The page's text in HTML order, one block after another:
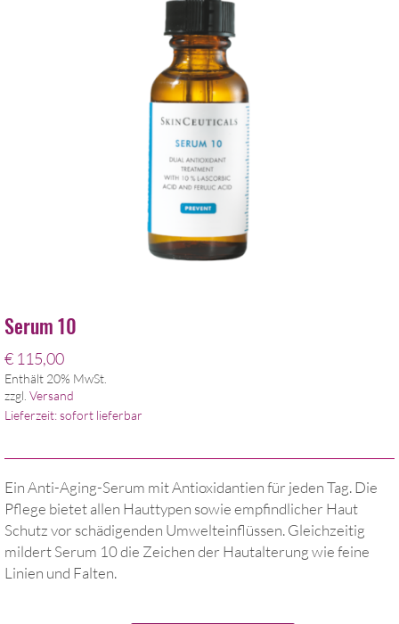
Serum 10
€ 115,00
Enthält 20% MwSt.
zzgl. Versand
Lieferzeit: sofort lieferbar
Ein Anti-Aging-Serum mit Antioxidantien für jeden Tag. Die
Pflege bietet allen Hauttypen sowie empfindlicher Haut
Schutz vor schädigenden Umwelteinflüssen. Gleichzeitig
mildert Serum 10 die Zeichen der Hautalterung wie feine
Linien und Falten.